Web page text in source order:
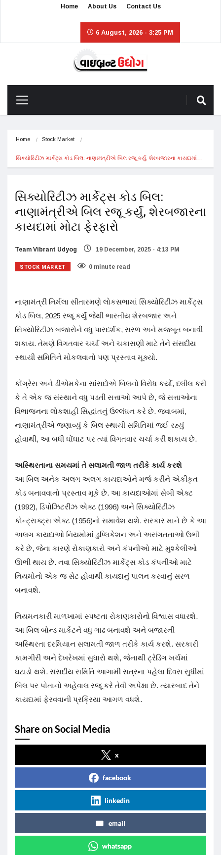
Home About Us Contact Us
6 August, 2026 - 3:25 PM
Home Stock Market
સિક્યોરિટીઝ માર્કેટ્સ કોડ બિલ: નાણામંત્રીએ બિલ રજૂ કર્યું, શેરબજારના કાયદામાં…
સિક્યોરિટીઝ માર્કેટ્સ કોડ બિલ:
નાણામંત્રીએ બિલ રજૂ કર્યું, શેરબજારના
કાયદામાં મોટા ફેરફારો
Team Vibrant Udyog 19 December, 2025 - 4:13 PM
STOCK MARKET 0 minute read
નાણામંત્રી નિર્મલા સીતારમણે લોકસભામાં સિક્યોરિટીઝ માર્કેટ્સ
કોડ બિલ, 2025 રજૂ કર્યું જેથી ભારતીય શેરબજાર અને
સિક્યોરિટીઝ બજારોને વધુ પારદર્શક, સરળ અને મજબૂત બનાવી
શકાય. તેમણે વિગતવાર ચર્ચા અને ચકાસણી માટે તેને સંસદીય
સ્થાયી સમિતિને મોકલવાનો પણ પ્રસ્તાવ મૂક્યો.
કોંગ્રેસ અને ડીએમકેના સાંસદોએ બિલનો વિરોધ કર્યો, દલીલ કરી
કે તે એક જ સંસ્થાને વધુ પડતી સત્તાઓ આપે છે, જે સત્તાઓના
વિભાજનના લોકશાહી સિદ્ધાંતનું ઉલ્લંઘન કરે છે. જવાબમાં,
નાણામંત્રીએ જણાવ્યું કે બિલ સ્થાયી સમિતિમાં જઈ રહ્યું
હોવાથી, આ બધી ઘોંઘાટ પર ત્યાં વિગતવાર ચર્ચા કરી શકાય છે.
અસ્થિરતાના સમયમાં તે સલામતી જાળ તરીકે કાર્ય કરશે
આ બિલ અનેક અલગ અલગ કાયદાઓને મર્જ કરીને એકીકૃત
કોડ બનાવવાનો પ્રસ્તાવ મૂકે છે. આ કાયદાઓમાં સેબી એક્ટ
(1992), ડિપોઝિટરીઝ એક્ટ (1996) અને સિક્યોરિટીઝ
કોન્ટ્રાક્ટ્સ એક્ટ (1956)નો સમાવેશ થશે. સરકાર માને છે કે આ
અલગ કાયદાઓ નિયમોમાં ડુપ્લિકેશન અને અસંગતતાઓ ઉભી
કરે છે, જેના કારણે રોકાણકારો અને કંપનીઓ માટે મુશ્કેલીઓ
ઊભી થાય છે. નવા સિક્યોરિટીઝ માર્કેટ્સ કોડ કંપનીઓ માટે
નિયમોનો એક જ સેટ હોવાથી કાયદાનું પાલન કરવાનું સરળ
બનાવશે.
નિયમનકારી માળખામાં સ્પષ્ટતા રોકાણકારોનો વિશ્વાસ વધારશે.
આ બિલ બોન્ડ માર્કેટને વધુ ગાઢ બનાવશે અને બજારની
અસ્થિરતા દરમિયાન સલામતી જાળ તરીકે કાર્ય કરશે. સરકારી
કામગીરી અને દેખરેખમાં સુધારો થશે, જેનાથી ટ્રેડિંગ ખર્ચમાં
ઘટાડો થશે. સંસદીય સમિતિ આગામી સત્રના પહેલા દિવસ સુધીમાં
બિલ પર પોતાનો અહેવાલ રજૂ કરે તેવી અપેક્ષા છે. ત્યારબાદ તેને
કાયદામાં ફેરવવાની પ્રક્રિયા આગળ વધશે.
Share on Social Media
x
facebook
linkedin
email
whatsapp